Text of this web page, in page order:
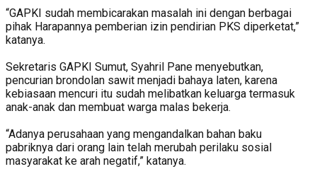
“GAPKI sudah membicarakan masalah ini dengan berbagai
pihak Harapannya pemberian izin pendirian PKS diperketat,”
katanya.
Sekretaris GAPKI Sumut, Syahril Pane menyebutkan,
pencurian brondolan sawit menjadi bahaya laten, karena
kebiasaan mencuri itu sudah melibatkan keluarga termasuk
anak-anak dan membuat warga malas bekerja.
“Adanya perusahaan yang mengandalkan bahan baku
pabriknya dari orang lain telah merubah perilaku sosial
masyarakat ke arah negatif,” katanya.